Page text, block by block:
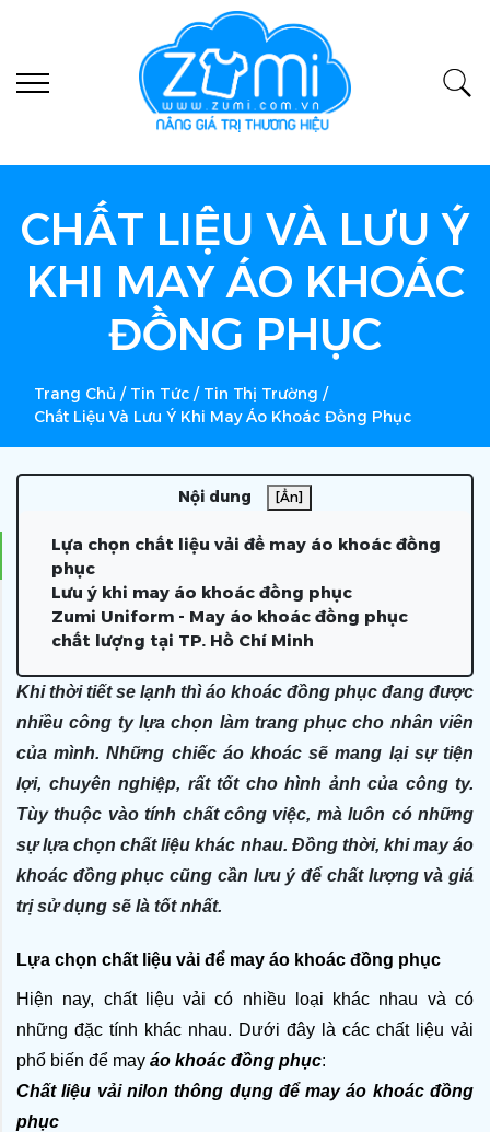
CHẤT LIỆU VÀ LƯU Ý
KHI MAY ÁO KHOÁC
ĐỒNG PHỤC
Trang Chủ / Tin Tức / Tin Thị Trường /
Chất Liệu Và Lưu Ý Khi May Áo Khoác Đồng Phục
Nội dung [Ẩn]
Lựa chọn chất liệu vải để may áo khoác đồng
phục
Lưu ý khi may áo khoác đồng phục
Zumi Uniform - May áo khoác đồng phục
chất lượng tại TP. Hồ Chí Minh
Khi thời tiết se lạnh thì áo khoác đồng phục đang được
nhiều công ty lựa chọn làm trang phục cho nhân viên
của mình. Những chiếc áo khoác sẽ mang lại sự tiện
lợi, chuyên nghiệp, rất tốt cho hình ảnh của công ty.
Tùy thuộc vào tính chất công việc, mà luôn có những
sự lựa chọn chất liệu khác nhau. Đồng thời, khi may áo
khoác đồng phục cũng cần lưu ý để chất lượng và giá
trị sử dụng sẽ là tốt nhất.
Lựa chọn chất liệu vải để may áo khoác đồng phục
Hiện nay, chất liệu vải có nhiều loại khác nhau và có
những đặc tính khác nhau. Dưới đây là các chất liệu vải
phổ biến để may áo khoác đồng phục:
Chất liệu vải nilon thông dụng để may áo khoác đồng
phục